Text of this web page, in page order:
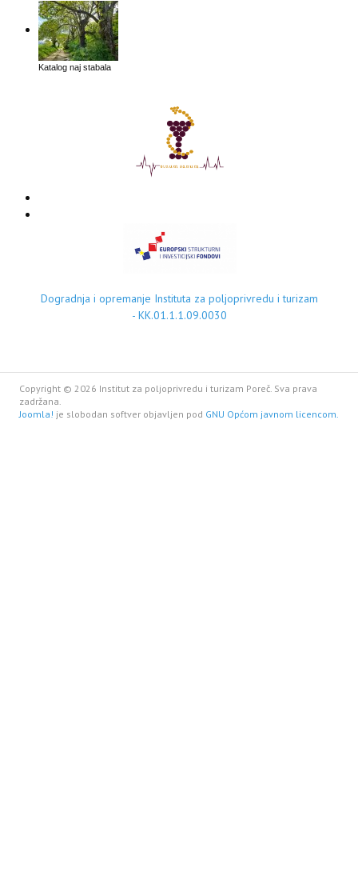
Katalog naj stabala
Dogradnja i opremanje Instituta za poljoprivredu i turizam
- KK.01.1.1.09.0030
Copyright © 2026 Institut za poljoprivredu i turizam Poreč. Sva prava
zadržana.
Joomla! je slobodan softver objavljen pod GNU Općom javnom licencom.